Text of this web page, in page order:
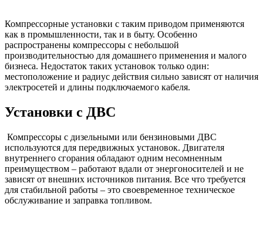
Компрессорные установки с таким приводом применяются
как в промышленности, так и в быту. Особенно
распространены компрессоры с небольшой
производительностью для домашнего применения и малого
бизнеса. Недостаток таких установок только один:
местоположение и радиус действия сильно зависят от наличия
электросетей и длины подключаемого кабеля.
Установки с ДВС
Компрессоры с дизельными или бензиновыми ДВС
используются для передвижных установок. Двигателя
внутреннего сгорания обладают одним несомненным
преимуществом – работают вдали от энергоносителей и не
зависят от внешних источников питания. Все что требуется
для стабильной работы – это своевременное техническое
обслуживание и заправка топливом.